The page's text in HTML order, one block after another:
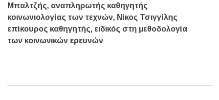
Μπαλτζής, αναπληρωτής καθηγητής
κοινωνιολογίας των τεχνών, Νίκος Τσιγγίλης
επίκουρος καθηγητής, ειδικός στη μεθοδολογία
των κοινωνικών ερευνών